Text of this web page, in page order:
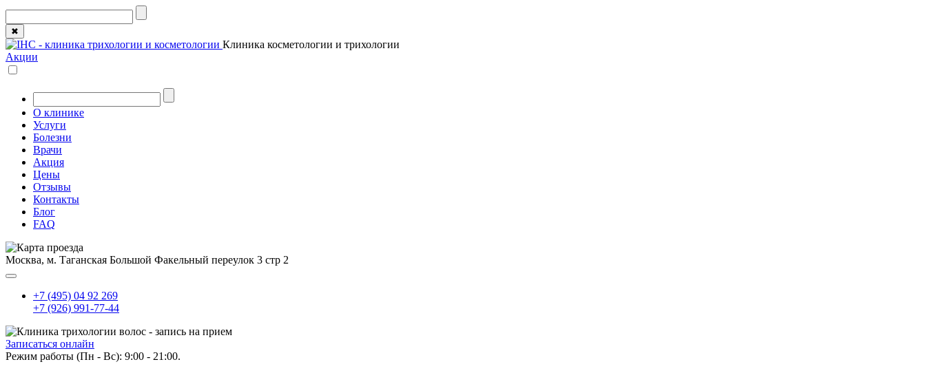
✖
Клиника косметологии и трихологии
Акции
О клинике
Услуги
Болезни
Врачи
Акция
Цены
Отзывы
Контакты
Блог
FAQ
Москва, м. Таганская Большой Факельный переулок 3 стр 2
+7 (495) 04 92 269
+7 (926) 991-77-44
Записаться онлайн
Режим работы (Пн - Вс): 9:00 - 21:00.